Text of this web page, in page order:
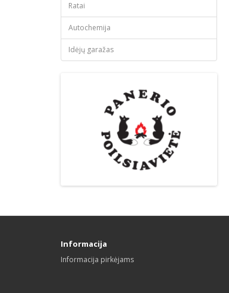
Ratai
Autochemija
Idėjų garažas
Informacija
Informacija pirkėjams